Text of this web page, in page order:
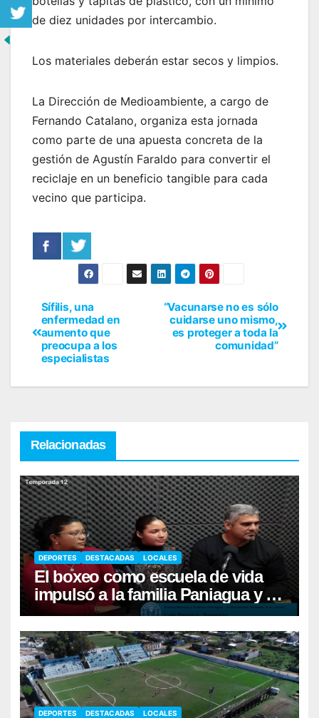
de diez unidades por intercambio.
Los materiales deberán estar secos y limpios.
La Dirección de Medioambiente, a cargo de
Fernando Catalano, organiza esta jornada
como parte de una apuesta concreta de la
gestión de Agustín Faraldo para convertir el
reciclaje en un beneficio tangible para cada
vecino que participa.
“Vacunarse no es sólo
cuidarse uno mismo,
es proteger a toda la
comunidad”
Sífilis, una
enfermedad en
aumento que
preocupa a los
especialistas
Relacionadas
DEPORTES DESTACADAS LOCALES
El boxeo como escuela de vida
impulsó a la familia Paniagua y al
sueño de Luján
DEPORTES DESTACADAS LOCALES